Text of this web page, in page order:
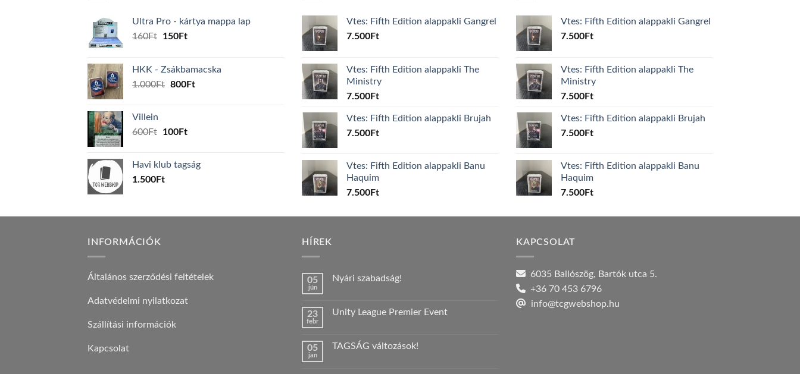
Ultra Pro - kártya mappa lap
160Ft
Original
160Ft.
150FtCurrent
150Ft.
HKK - Zsákbamacska
1.000Ft Original
800FtCurrent
Villein
600Ft
Original
600Ft.
100FtCurrent
100Ft.
Havi klub tagság
1.500Ft
Vtes: Fifth Edition alappakli Gangrel
7.500Ft
Vtes: Fifth Edition alappakli The
Ministry
7.500Ft
Vtes: Fifth Edition alappakli Brujah
7.500Ft
Vtes: Fifth Edition alappakli Banu
Haquim
7.500Ft
Vtes: Fifth Edition alappakli Gangrel
7.500Ft
Vtes: Fifth Edition alappakli The
Ministry
7.500Ft
Vtes: Fifth Edition alappakli Brujah
7.500Ft
Vtes: Fifth Edition alappakli Banu
Haquim
7.500Ft
INFORMÁCIÓK
Általános szerződési feltételek
Adatvédelmi nyilatkozat
Szállítási információk
Kapcsolat
HÍREK
05
jún
Nyári szabadság!
Nyári
23
febr
Unity League Premier Event
Unity
05
jan
TAGSÁG változások!
KAPCSOLAT
6035 Ballószög, Bartók utca 5.
+36 70 453 6796
info@tcgwebshop.hu